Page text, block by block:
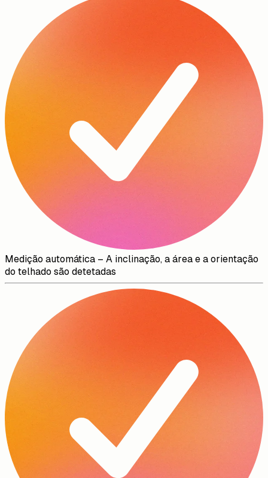
Medição automática – A inclinação, a área e a orientação
do telhado são detetadas